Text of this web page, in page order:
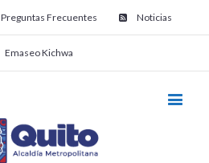
Preguntas Frecuentes Noticias
Emaseo Kichwa